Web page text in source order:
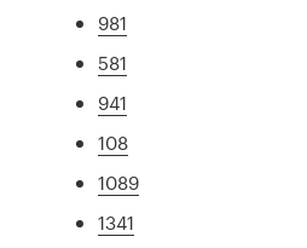
981
581
941
108
1089
1341